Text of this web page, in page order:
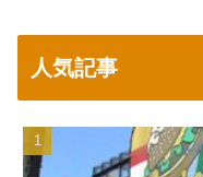
人気記事